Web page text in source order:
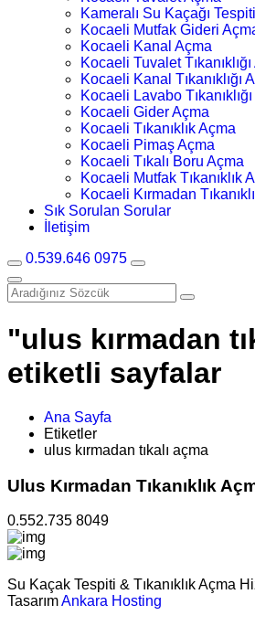
Kameralı Su Kaçağı Tespiti
Kocaeli Mutfak Gideri
Kocaeli Kanal Açma
Kocaeli Tuvalet
Kocaeli Kanal Tıkanıklığı
Kocaeli Lavabo
Kocaeli Gider Açma
Kocaeli Tıkanıklık Açma
Kocaeli Pimaş Açma
Kocaeli Tıkalı Boru Açma
Kocaeli Mutfak Tıkanıklık
Kocaeli Kırmadan
Sık Sorulan Sorular
İletişim
0.539.646 0975
"ulus kırmadan
etiketli sayfalar
Ana Sayfa
Etiketler
ulus kırmadan tıkalı açma
Ulus Kırmadan Tıkanıklık
0.552.735 8049
Su Kaçak Tespiti & Tıkanıklık Açma
TasarımAnkara Hosting